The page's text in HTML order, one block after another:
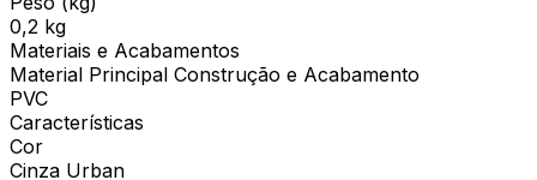
0,2 kg
Materiais e Acabamentos
Material Principal Construção e Acabamento
PVC
Características
Cor
Cinza Urban